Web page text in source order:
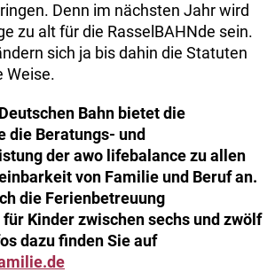
Denn im nächsten Jahr wird
zu alt für die RasselBAHNde sein.
sich ja bis dahin die Statuten
Weise.
Bahn bietet die
Beratungs- und
der awo lifebalance zu allen
von Familie und Beruf an.
die Ferienbetreuung
für Kinder zwischen sechs und zwölf
dazu finden Sie auf